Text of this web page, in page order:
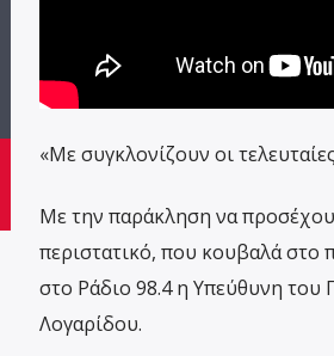
«Με συγκλονίζουν οι
Με την παράκληση να
περιστατικό, που κουβαλά στο
στο Ράδιο 98.4 η Υπεύθυνη του
Λογαρίδου.